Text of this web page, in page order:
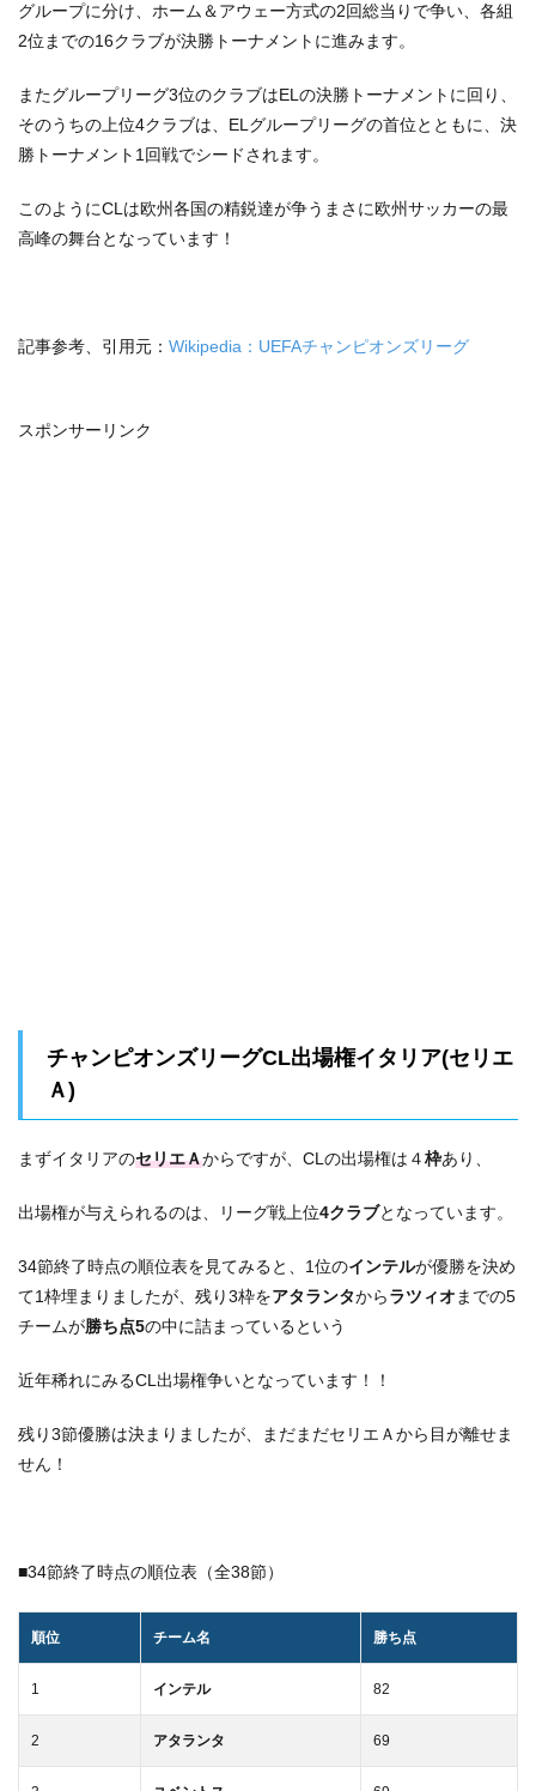
グループに分け、ホーム＆アウェー方式の2回総当りで争い、各組
2位までの16クラブが決勝トーナメントに進みます。
またグループリーグ3位のクラブはELの決勝トーナメントに回り、
そのうちの上位4クラブは、ELグループリーグの首位とともに、決
勝トーナメント1回戦でシードされます。
このようにCLは欧州各国の精鋭達が争うまさに欧州サッカーの最
高峰の舞台となっています！
記事参考、引用元： Wikipedia：UEFAチャンピオンズリーグ
スポンサーリンク
チャンピオンズリーグCL出場権イタリア(セリエ
Ａ)
まずイタリアのセリエＡからですが、CLの出場権は４枠あり、
出場権が与えられるのは、リーグ戦上位4クラブとなっています。
34節終了時点の順位表を見てみると、1位のインテルが優勝を決め
て1枠埋まりましたが、残り3枠をアタランタからラツィオ までの5
チームが勝ち点5の中に詰まっているという
近年稀れにみるCL出場権争いとなっています！！
残り3節優勝は決まりましたが、まだまだセリエＡから目が離せま
せん！
■34節終了時点の順位表（全38節）
順位 チーム名 勝ち点
1 インテル 82
2 アタランタ 69